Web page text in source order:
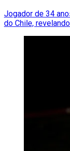
Jogador de 34
do Chile,